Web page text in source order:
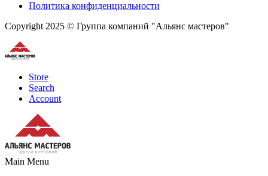
Политика конфиденциальности
Copyright 2025 © Группа компаний "Альянс мастеров"
Store
Search
Account
Main Menu